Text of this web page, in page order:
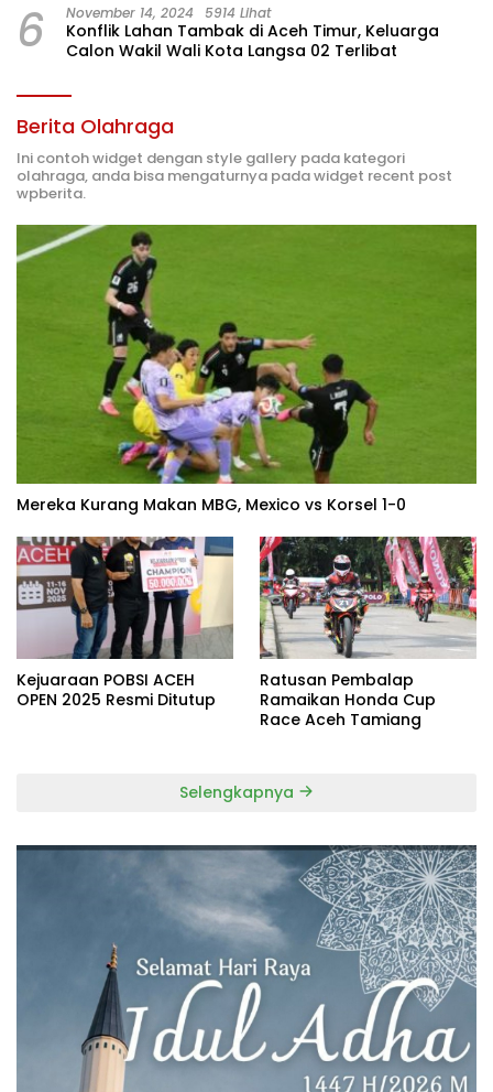
6 November 14, 2024 5914 Lihat
Konflik Lahan Tambak di Aceh Timur, Keluarga
Calon Wakil Wali Kota Langsa 02 Terlibat
Berita Olahraga
Ini contoh widget dengan style gallery pada kategori
olahraga, anda bisa mengaturnya pada widget recent post
wpberita.
Mereka Kurang Makan MBG, Mexico vs Korsel 1-0
Kejuaraan POBSI ACEH
OPEN 2025 Resmi Ditutup
Ratusan Pembalap
Ramaikan Honda Cup
Race Aceh Tamiang
Selengkapnya